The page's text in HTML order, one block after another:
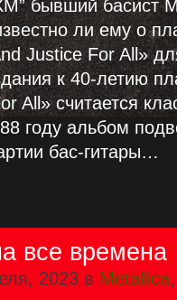
бывший басист
ли ему о
Justice For All»
к 40-летию
All» считается
году альбом
бас-гитары…
все времена
2023 в Metallica